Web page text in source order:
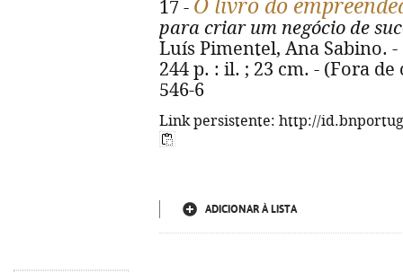
17 - O livro do
para criar um negócio de
Luís Pimentel, Ana Sabino. -
244 p. : il. ; 23 cm. - (Fora de
546-6
Link persistente: http://
ADICIONAR À LISTA